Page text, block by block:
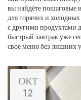
вы найдёте пошаговые
для горячих и
с другими продуктами
быстрый завтрак уже
своё меню без лишних
ОКТ
12